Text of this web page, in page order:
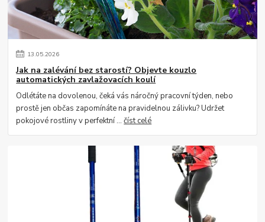
13.05.2026
Jak na zalévání bez starostí? Objevte kouzlo
automatických zavlažovacích koulí
Odlétáte na dovolenou, čeká vás náročný pracovní týden, nebo
prostě jen občas zapomínáte na pravidelnou zálivku? Udržet
pokojové rostliny v perfektní ...číst celé